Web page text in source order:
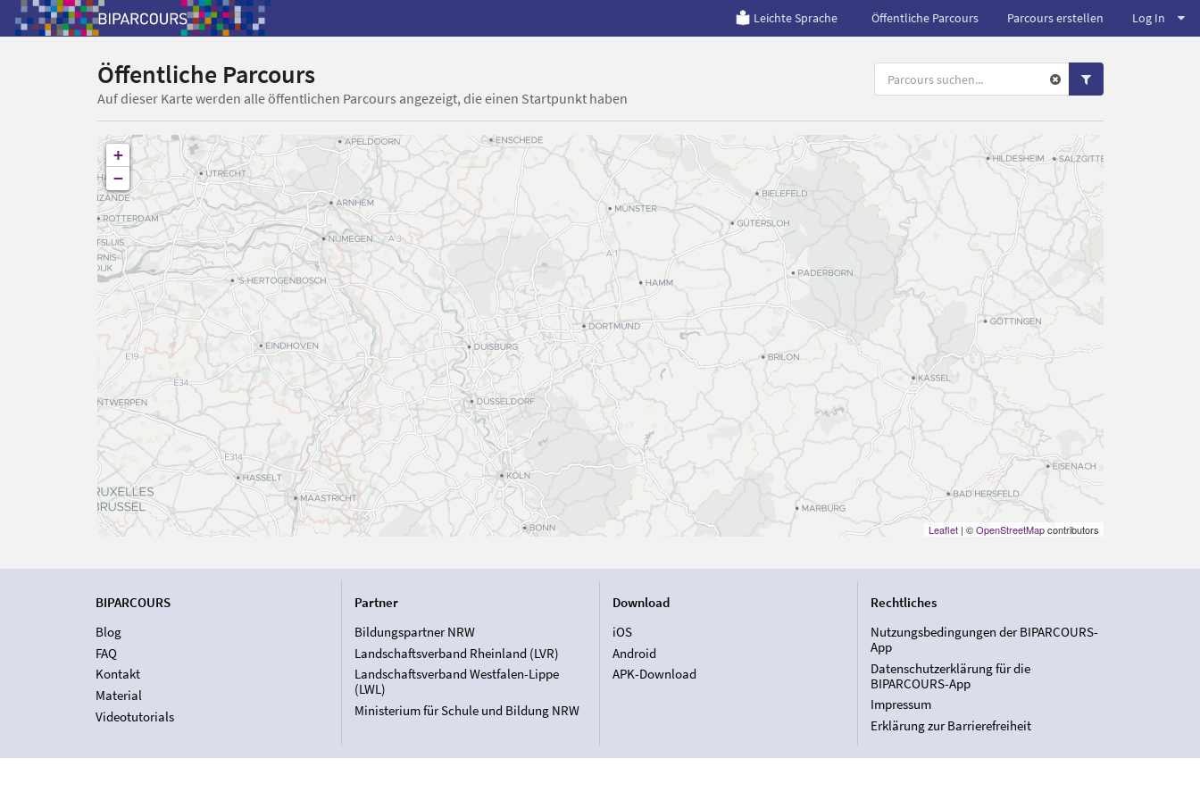
Leichte Sprache Öffentliche Parcours Parcours erstellen Log In
Öffentliche Parcours
Auf dieser Karte werden alle öffentlichen Parcours angezeigt, die einen Startpunkt haben
+
−
Leaflet| ©OpenStreetMapcontributors
BIPARCOURS
Blog
FAQ
Kontakt
Material
Videotutorials
Partner
Bildungspartner NRW
Landschaftsverband Rheinland (LVR)
Landschaftsverband Westfalen-Lippe
(LWL)
Ministerium für Schule und Bildung NRW
Download
iOS
Android
APK-Download
Rechtliches
Nutzungsbedingungen der BIPARCOURS-
App
Datenschutzerklärung für die
BIPARCOURS-App
Impressum
Erklärung zur Barrierefreiheit